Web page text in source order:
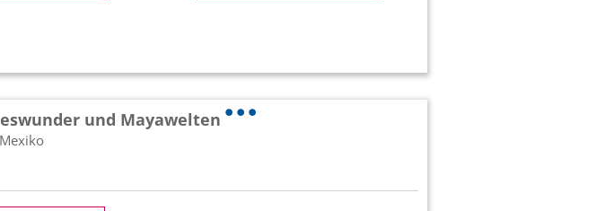
und Mayawelten